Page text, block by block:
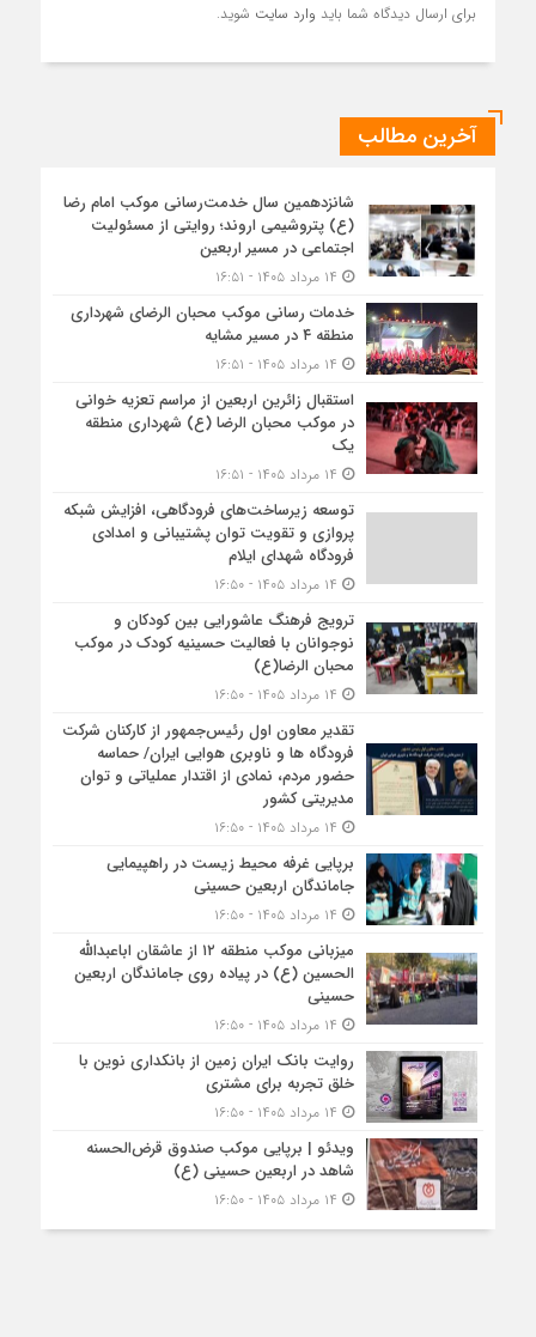
برای ارسال دیدگاه شما باید وارد سایت شوید.
آخرین مطالب
شانزدهمین سال خدمت‌رسانی موکب امام رضا
(ع) پتروشیمی اروند؛ روایتی از مسئولیت
اجتماعی در مسیر اربعین
خدمات رسانی موکب محبان الرضای شهرداری
منطقه ۴ در مسیر مشایه
استقبال زائرین اربعین از مراسم تعزیه خوانی
در موکب محبان الرضا (ع) شهرداری منطقه
یک
توسعه زیرساخت‌های فرودگاهی، افزایش شبکه
پروازی و تقویت توان پشتیبانی و امدادی
فرودگاه شهدای ایلام
ترویج فرهنگ عاشورایی بین کودکان و
نوجوانان با فعالیت حسینیه کودک در موکب
محبان الرضا(ع)
تقدیر معاون اول رئیس‌جمهور از کارکنان شرکت
فرودگاه ها و ناوبری هوایی ایران/ حماسه
حضور مردم، نمادی از اقتدار عملیاتی و توان
مدیریتی کشور
برپایی غرفه محیط زیست در راهپیمایی
جاماندگان اربعین حسینی
میزبانی موکب منطقه ۱۲ از عاشقان اباعبدالله
الحسین (ع) در پیاده روی جاماندگان اربعین
حسینی
روایت بانک ایران زمین از بانکداری نوین با
خلق تجربه برای مشتری
ویدئو | برپایی موکب صندوق قرض‌الحسنه
شاهد در اربعین حسینی (ع)